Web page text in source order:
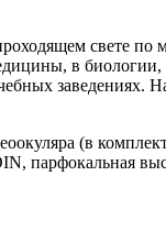
свете по
в
заведениях.
(в
парфокальная